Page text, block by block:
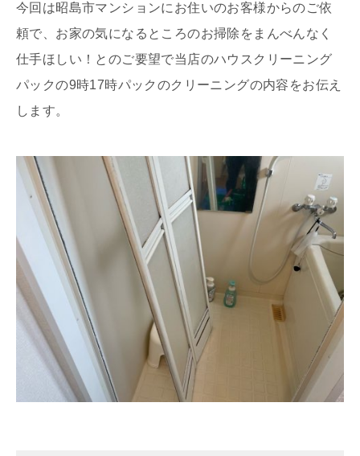
今回は昭島市マンションにお住いのお客様からのご依
頼で、お家の気になるところのお掃除をまんべんなく
仕手ほしい！とのご要望で当店のハウスクリーニング
パックの9時17時パックのクリーニングの内容をお伝え
します。